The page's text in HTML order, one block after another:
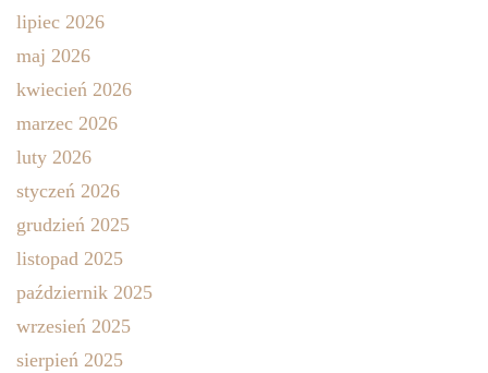
lipiec 2026
maj 2026
kwiecień 2026
marzec 2026
luty 2026
styczeń 2026
grudzień 2025
listopad 2025
październik 2025
wrzesień 2025
sierpień 2025